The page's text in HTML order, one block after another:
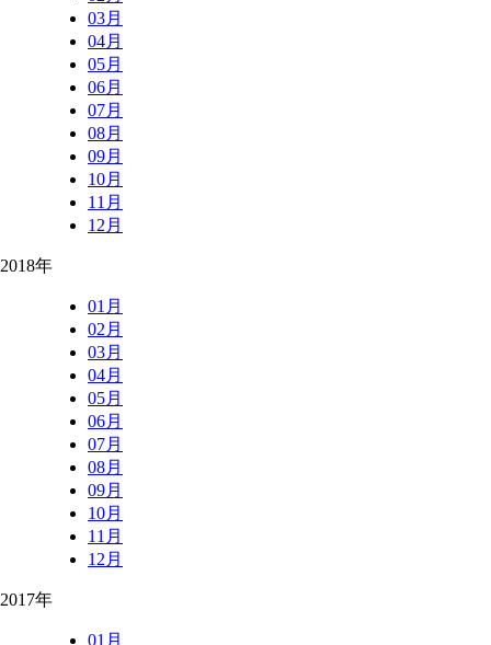
03月
04月
05月
06月
07月
08月
09月
10月
11月
12月
2018年
01月
02月
03月
04月
05月
06月
07月
08月
09月
10月
11月
12月
2017年
01月